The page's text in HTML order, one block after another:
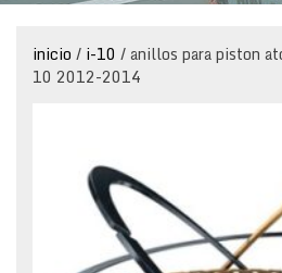
inicio / i-10 / anillos para piston
10 2012-2014